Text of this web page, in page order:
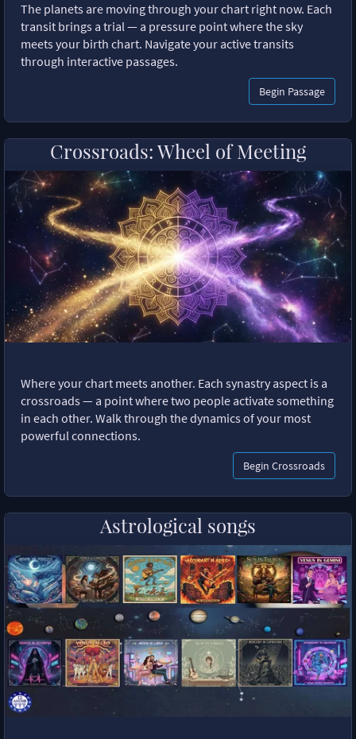
The planets are moving through your chart right now. Each
transit brings a trial — a pressure point where the sky
meets your birth chart. Navigate your active transits
through interactive passages.
Begin Passage
Crossroads: Wheel of Meeting
Where your chart meets another. Each synastry aspect is a
crossroads — a point where two people activate something
in each other. Walk through the dynamics of your most
powerful connections.
Begin Crossroads
Astrological songs